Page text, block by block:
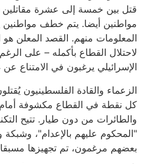
قتل بين خمسة إلى عشرة مقاتلين
مواطنين أيضا. يتم خطف مواطنين
المعلومات منهم. القصد المعلن هو
لاحتلال القطاع بأكمله – على
الإسرائيلي يرغبون في الامتناع
الزعماء والقادة الفلسطينيون
كل نقطة في القطاع مكشوفة أمام
والطائرات من دون طيار. تتيح
"المحكوم عليهم بالإعدام"، وشبكة
بعضهم مرغمون، تم تجهيزها